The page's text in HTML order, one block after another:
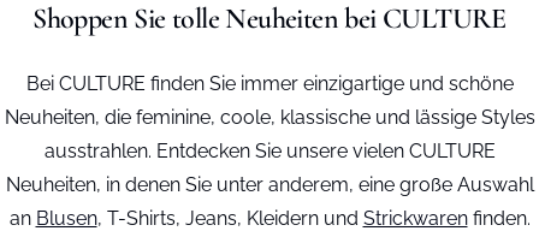
Shoppen Sie tolle Neuheiten bei CULTURE
Bei CULTURE finden Sie immer einzigartige und schöne
Neuheiten, die feminine, coole, klassische und lässige Styles
ausstrahlen. Entdecken Sie unsere vielen CULTURE
Neuheiten, in denen Sie unter anderem, eine große Auswahl
an Blusen, T-Shirts, Jeans, Kleidern und Strickwarenfinden.